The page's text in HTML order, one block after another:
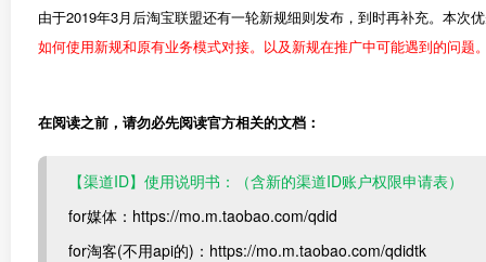
由于2019年3月后淘宝联盟还有一轮新规细则发布，到时再补充。本次
如何使用新规和原有业务模式对接。以及新规在推广中可能遇到的问题
在阅读之前，请勿必先阅读官方相关的文档：
【渠道ID】使用说明书：（含新的渠道ID账户权限申请表）
for媒体：https://mo.m.taobao.com/qdid
for淘客(不用api的)：https://mo.m.taobao.com/qdidtk